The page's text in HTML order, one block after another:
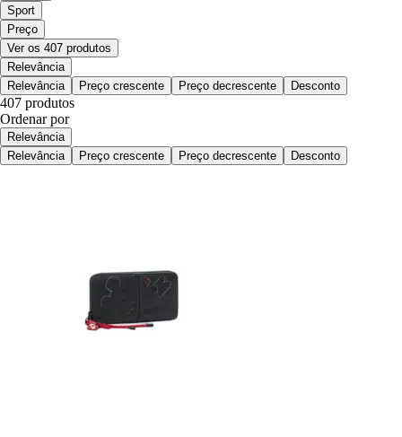
Sport
Preço
Ver os 407 produtos
Relevância
Relevância
Preço crescente Preço decrescente Desconto
407 produtos
Ordenar por
Relevância
Relevância
Preço crescente Preço decrescente Desconto